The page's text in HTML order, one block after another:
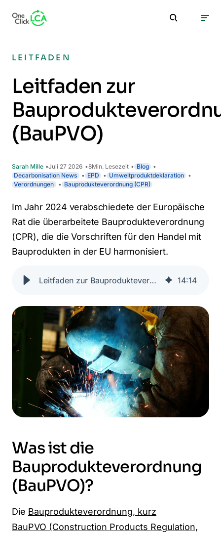
LEITFADEN
Leitfaden zur
(BauPVO)
Sarah Mille Juli 27 2026 8Min. Lesezeit
Blog
Decarbonisation News
EPD
Umweltproduktdeklaration
Verordnungen
Bauprodukteverordnung (CPR)
Im Jahr 2024 verabschiedete der Europäische
Rat die überarbeitete Bauprodukteverordnung
(CPR), die die Vorschriften für den Handel mit
Bauprodukten in der EU harmonisiert.
Leitfaden zur Bauprodukteverordnung (BauPVO) 14:14
Was ist die
Bauprodukteverordnung
(BauPVO)?
Die Bauprodukteverordnung, kurz
BauPVO (Construction Products Regulation,